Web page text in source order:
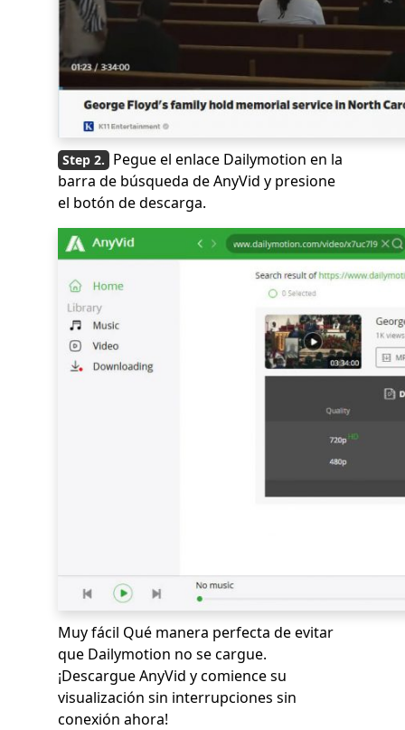
Pegue el enlace Dailymotion en la
barra de búsqueda de AnyVid y presione
el botón de descarga.
Muy fácil Qué manera perfecta de evitar
que Dailymotion no se cargue.
¡Descargue AnyVid y comience su
visualización sin interrupciones sin
conexión ahora!